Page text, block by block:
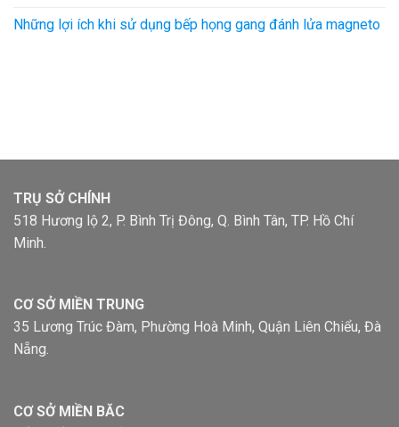
Những lợi ích khi sử dụng bếp họng gang đánh lửa magneto
TRỤ SỞ CHÍNH
518 Hương lộ 2, P. Bình Trị Đông, Q. Bình Tân, TP. Hồ Chí
Minh.
CƠ SỞ MIỀN TRUNG
35 Lương Trúc Đàm, Phường Hoà Minh, Quận Liên Chiểu, Đà
Nẵng.
CƠ SỞ MIỀN BĂC